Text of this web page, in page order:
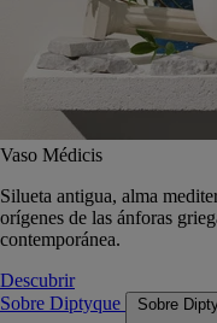
Vaso Médicis
Silueta antigua, alma
orígenes de las ánforas
contemporánea.
Descubrir
Sobre Diptyque
Sobre